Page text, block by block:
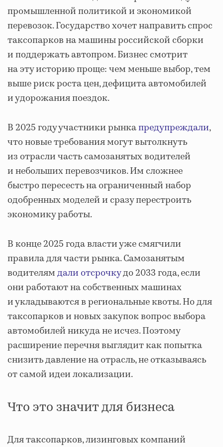
промышленной политикой и экономикой
перевозок. Государство хочет направить спрос
таксопарков на машины российской сборки
и поддержать автопром. Бизнес смотрит
на эту историю проще: чем меньше выбор, тем
выше риск роста цен, дефицита автомобилей
и удорожания поездок.
В 2025 году участники рынкапредупреждали,
что новые требования могут вытолкнуть
из отрасли часть самозанятых водителей
и небольших перевозчиков. Им сложнее
быстро пересесть на ограниченный набор
одобренных моделей и сразу перестроить
экономику работы.
В конце 2025 года власти уже смягчили
правила для части рынка. Самозанятым
водителямдали отсрочкудо 2033 года, если
они работают на собственных машинах
и укладываются в региональные квоты. Но для
таксопарков и новых закупок вопрос выбора
автомобилей никуда не исчез. Поэтому
расширение перечня выглядит как попытка
снизить давление на отрасль, не отказываясь
от самой идеи локализации.
Что это значит для бизнеса
Для таксопарков, лизинговых компаний